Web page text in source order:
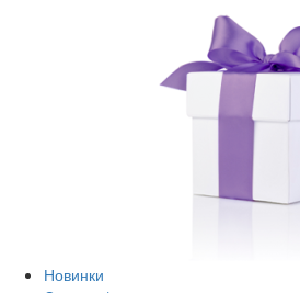
Новинки